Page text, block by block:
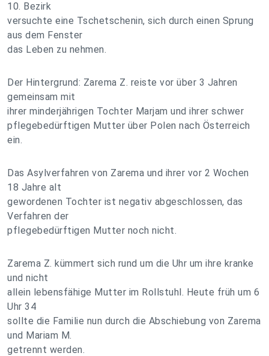
10. Bezirk
versuchte eine Tschetschenin, sich durch einen Sprung
aus dem Fenster
das Leben zu nehmen.
Der Hintergrund: Zarema Z. reiste vor über 3 Jahren
gemeinsam mit
ihrer minderjährigen Tochter Marjam und ihrer schwer
pflegebedürftigen Mutter über Polen nach Österreich
ein.
Das Asylverfahren von Zarema und ihrer vor 2 Wochen
18 Jahre alt
gewordenen Tochter ist negativ abgeschlossen, das
Verfahren der
pflegebedürftigen Mutter noch nicht.
Zarema Z. kümmert sich rund um die Uhr um ihre kranke
und nicht
allein lebensfähige Mutter im Rollstuhl. Heute früh um 6
Uhr 34
sollte die Familie nun durch die Abschiebung von Zarema
und Mariam M.
getrennt werden.